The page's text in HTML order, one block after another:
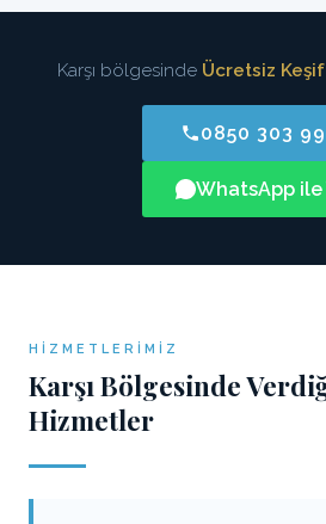
Karşı bölgesinde Ücretsiz Keşif
0850 303
WhatsApp ile
HIZMETLERIMIZ
Karşı Bölgesinde
Hizmetler